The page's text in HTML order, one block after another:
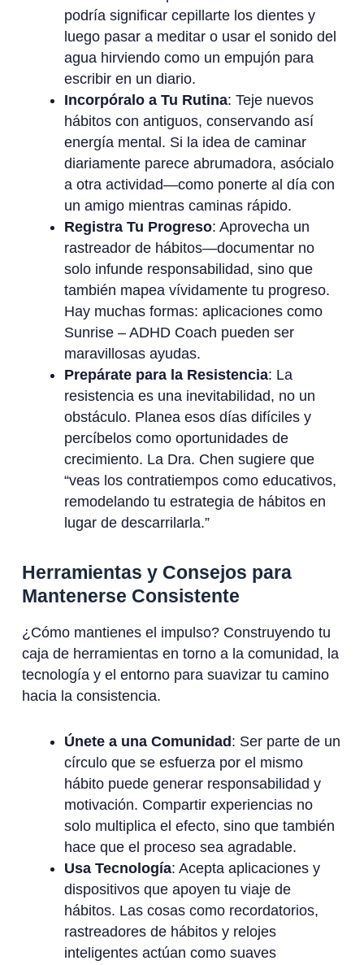
podría significar cepillarte los dientes y
luego pasar a meditar o usar el sonido del
agua hirviendo como un empujón para
escribir en un diario.
Incorpóralo a Tu Rutina: Teje nuevos
hábitos con antiguos, conservando así
energía mental. Si la idea de caminar
diariamente parece abrumadora, asócialo
a otra actividad—como ponerte al día con
un amigo mientras caminas rápido.
Registra Tu Progreso: Aprovecha un
rastreador de hábitos—documentar no
solo infunde responsabilidad, sino que
también mapea vívidamente tu progreso.
Hay muchas formas: aplicaciones como
Sunrise – ADHD Coach pueden ser
maravillosas ayudas.
Prepárate para la Resistencia: La
resistencia es una inevitabilidad, no un
obstáculo. Planea esos días difíciles y
percíbelos como oportunidades de
crecimiento. La Dra. Chen sugiere que
“veas los contratiempos como educativos,
remodelando tu estrategia de hábitos en
lugar de descarrilarla.”
Herramientas y Consejos para
Mantenerse Consistente
¿Cómo mantienes el impulso? Construyendo tu
caja de herramientas en torno a la comunidad, la
tecnología y el entorno para suavizar tu camino
hacia la consistencia.
Únete a una Comunidad : Ser parte de un
círculo que se esfuerza por el mismo
hábito puede generar responsabilidad y
motivación. Compartir experiencias no
solo multiplica el efecto, sino que también
hace que el proceso sea agradable.
Usa Tecnología: Acepta aplicaciones y
dispositivos que apoyen tu viaje de
hábitos. Las cosas como recordatorios,
rastreadores de hábitos y relojes
inteligentes actúan como suaves